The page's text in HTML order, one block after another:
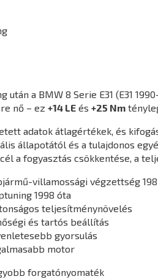
után a BMW 8 Serie E31 (E31
nő – ez +14 LE és +25 Nm
adatok átlagértékek, és
állapotától és a tulajdonos
a fogyasztás csökkentése, a
villamossági végzettség
1998 óta
teljesítménynövelés
és tartós beállítás
gyorsulás
motor
forgatónyomaték